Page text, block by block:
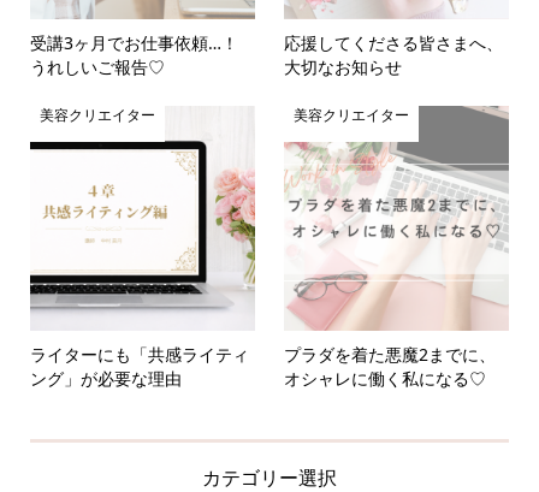
受講3ヶ月でお仕事依頼…！
うれしいご報告♡
応援してくださる皆さまへ、
大切なお知らせ
美容クリエイター
ライターにも「共感ライティ
ング」が必要な理由
美容クリエイター
プラダを着た悪魔2までに、
オシャレに働く私になる♡
カテゴリー選択